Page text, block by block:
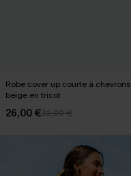
Robe cover up courte à chevrons
beige en tricot
26,00 €32,00 €